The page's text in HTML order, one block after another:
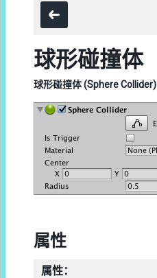
球形碰撞体
球形碰撞体 (Sphere Collider)
属性
属性：